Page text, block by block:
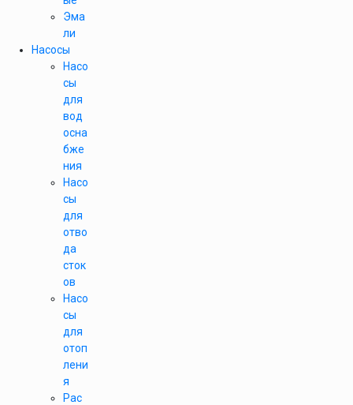
Эма
ли
Насосы
Насо
сы
для
вод
осна
бже
ния
Насо
сы
для
отво
да
сток
ов
Насо
сы
для
отоп
лени
я
Рас